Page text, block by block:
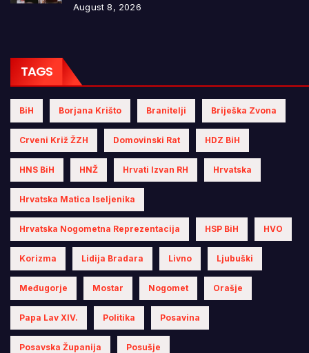
August 8, 2026
TAGS
BiH Borjana Krišto Branitelji Briješka Zvona
Crveni Križ ŽZH Domovinski Rat HDZ BiH
HNS BiH HNŽ Hrvati Izvan RH Hrvatska
Hrvatska Matica Iseljenika
Hrvatska Nogometna Reprezentacija HSP BiH HVO
Korizma Lidija Bradara Livno Ljubuški
Međugorje Mostar Nogomet Orašje
Papa Lav XIV. Politika Posavina
Posavska Županija Posušje